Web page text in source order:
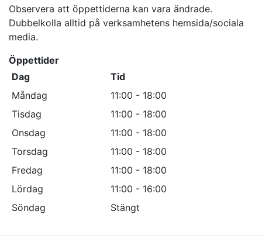
Observera att öppettiderna kan vara ändrade.
Dubbelkolla alltid på verksamhetens hemsida/sociala
media.
Öppettider
Dag
Tid
Måndag
11:00 - 18:00
Tisdag
11:00 - 18:00
Onsdag
11:00 - 18:00
Torsdag
11:00 - 18:00
Fredag
11:00 - 18:00
Lördag
11:00 - 16:00
Söndag
Stängt